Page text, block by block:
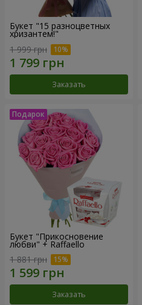
Букет "15 разноцветных
хризантем!"
1 999 грн
Заказать
Букет "Прикосновение
любви" + Raffaello
1 881 грн
Заказать